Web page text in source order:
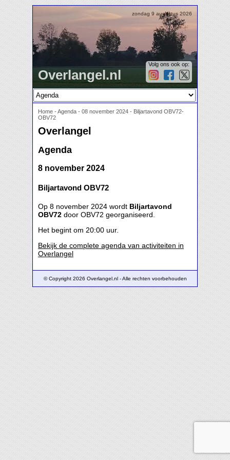
zondag 9 augustus 2026
Overlangel.nl
Volg ons ook op:
Home -Agenda - 08 november 2024 - Biljartavond OBV72-
OBV72
Overlangel
Agenda
8 november 2024
Biljartavond OBV72
Op 8 november 2024 wordt Biljartavond
OBV72 door OBV72 georganiseerd.
Het begint om 20:00 uur.
Bekijk de complete agenda van activiteiten in
Overlangel
© Copyright 2026 Overlangel.nl - Alle rechten voorbehouden